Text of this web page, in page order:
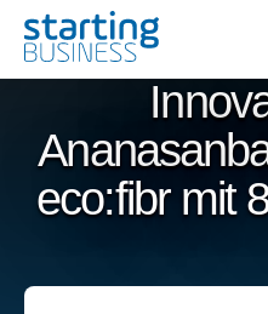
eco:fibr mit